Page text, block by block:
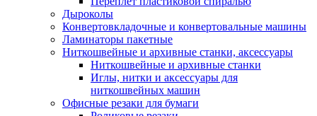
Дыроколы
Конвертовкладочные и конвертовальные машины
Ламинаторы пакетные
Ниткошвейные и архивные станки, аксессуары
Ниткошвейные и архивные станки
Иглы, нитки и аксессуары для
ниткошвейных машин
Офисные резаки для бумаги